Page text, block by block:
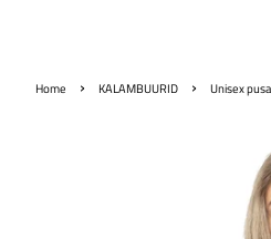
Home › KALAMBUURID › Unisex